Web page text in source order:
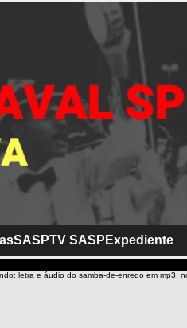
SASPTV SASP Expediente
letra e áudio do samba-de-enredo em mp3,